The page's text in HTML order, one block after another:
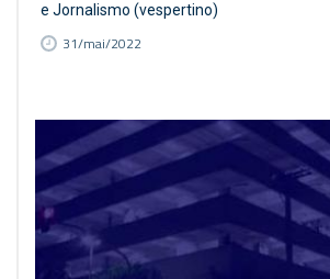
e Jornalismo (vespertino)
31/mai/2022